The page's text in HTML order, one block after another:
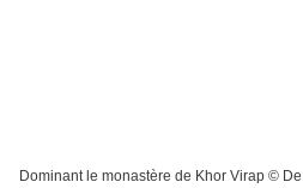
Dominant le monastère de Khor Virap ©